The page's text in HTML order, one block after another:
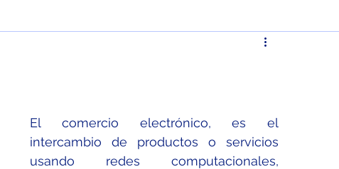
El comercio electrónico, es el
intercambio de productos o servicios
usando redes computacionales,